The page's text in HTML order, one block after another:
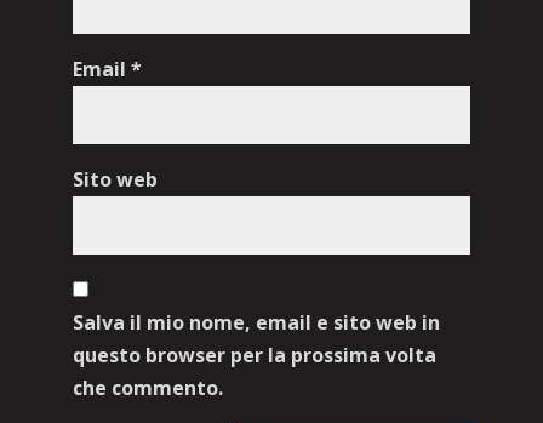
Email *
Sito web
Salva il mio nome, email e sito web in
questo browser per la prossima volta
che commento.